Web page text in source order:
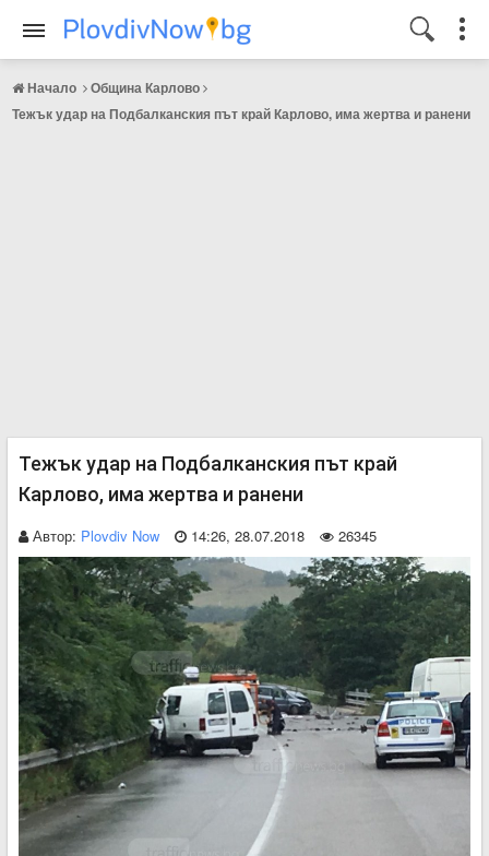
Начало
Община Карлово
Тежък удар на Подбалканския път край Карлово, има жертва и ранени
Тежък удар на Подбалканския път край
Карлово, има жертва и ранени
Автор: Plovdiv Now 14:26, 28.07.2018 26345